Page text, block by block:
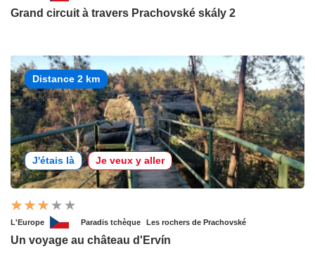
Grand circuit à travers Prachovské skály 2
Distance 2 km
J'étais là Je veux y aller
L'Europe Paradis tchèque Les rochers de Prachovské
Un voyage au château d'Ervín